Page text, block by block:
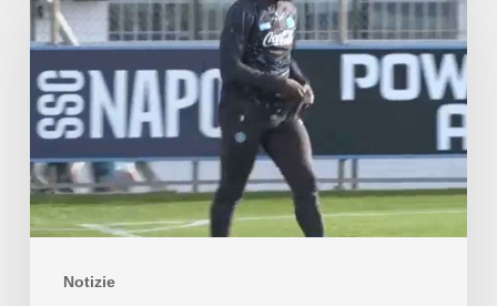
Notizie